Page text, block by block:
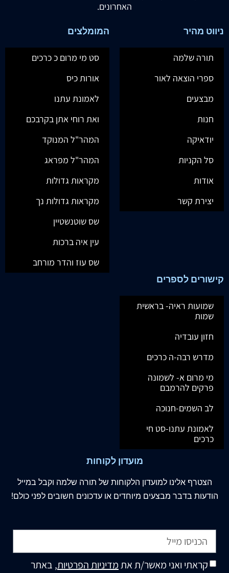
האחרונים.
ניווט מהיר
תורה שלמה
ספרי הוצאה לאור
מבצעים
חנות
יודאיקה
סל הקניות
אודות
יצירת קשר
המומלצים
סט מי מרום כ כרכים
אורות כיס
לאמונת עתנו
ואת רוחי אתן בקרבכם
המהר"ל המנוקד
המהר"ל מפראג
מקראות גדולות
מקראות גדולות נך
שס שוטנשטיין
עין איה ברכות
שס עוז והדר מורחב
קישורים לספרים
שמועות ראיה- בראשית
שמות
חזון עובדיה
מדרש רבה-ה כרכים
מי מרום א- לשמונה
פרקים להרמבם
לב השמים-חנוכה
לאמונת עתנו-סט חי
כרכים
מועדון לקוחות
הצטרף אלינו למועדון הלקוחות של תורה שלמה וקבל במייל
הודעות בדבר מבצעים מיוחדים או עדכונים חשובים לפני כולם!
קראתי ואני מאשר/ת אתמדיניות הפרטיות, באתר